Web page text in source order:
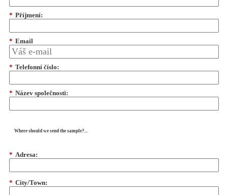
* Příjmení:
* Email
* Telefonní číslo:
* Název společnosti:
Where should we send the sample?...
* Adresa:
* City/Town: